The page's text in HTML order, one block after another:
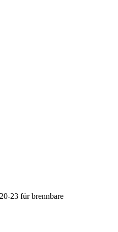
23 für brennbare